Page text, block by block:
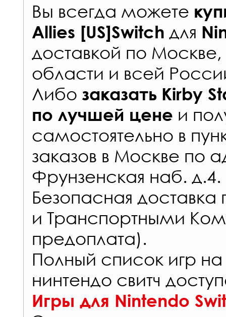
Вы всегда можете
Allies [US]Switch для
доставкой по
области и всей
Либо заказать Kirby
по лучшей цене и
самостоятельно в
заказов в Москве по
Фрунзенская наб. д.4.
Безопасная
и Транспортными
предоплата).
Полный список игр
нинтендо свитч
Игры для Nintendo